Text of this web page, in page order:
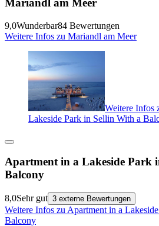
Mariandl am Meer
9,0Wunderbar84 Bewertungen
Weitere Infos zu Mariandl am Meer
Weitere Infos
Lakeside Park in Sellin With a
Apartment in a Lakeside Park
Balcony
8,0Sehr gut 3 externe Bewertungen
Weitere Infos zu Apartment in a
Balcony